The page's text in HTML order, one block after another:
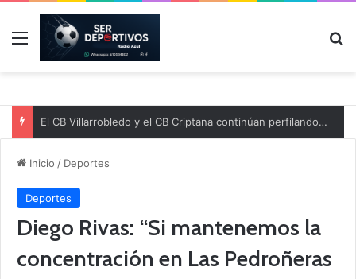
Menú
El CB Villarrobledo y el CB Criptana continúan perfilando sus plantillas
Inicio / Deportes
Deportes
Diego Rivas: “Si mantenemos la
concentración en Las Pedroñeras